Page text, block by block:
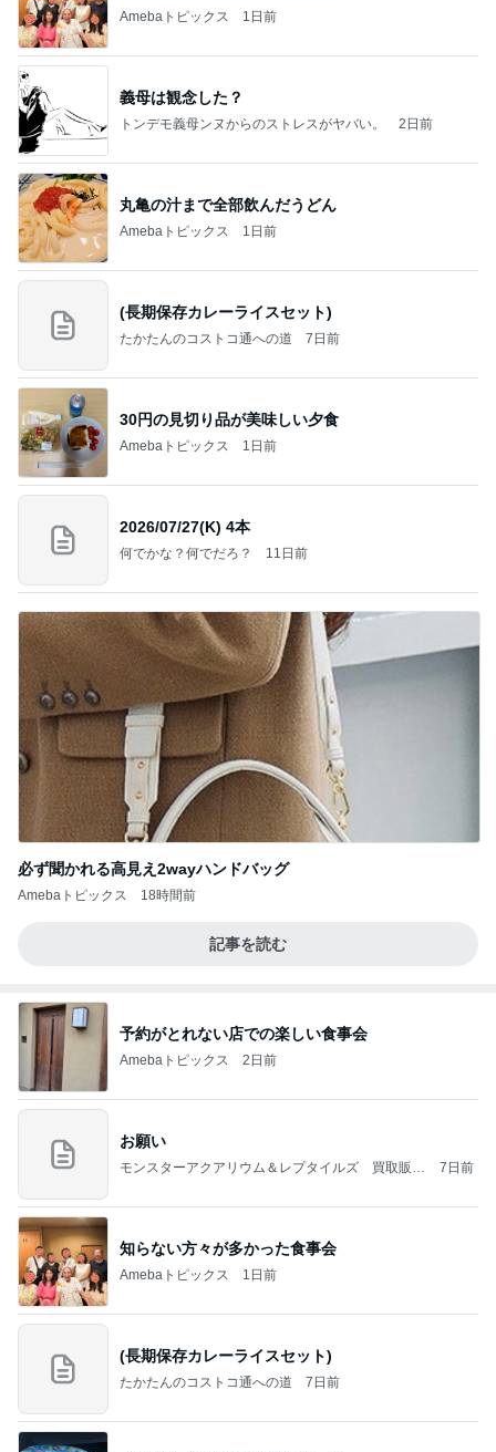
Amebaトピックス 1日前
義母は観念した？
トンデモ義母ンヌからのストレスがヤバい。 2日前
丸亀の汁まで全部飲んだうどん
Amebaトピックス 1日前
(長期保存カレーライスセット)
たかたんのコストコ通への道 7日前
30円の見切り品が美味しい夕食
Amebaトピックス 1日前
2026/07/27(K) 4本
何でかな？何でだろ？ 11日前
必ず聞かれる高見え2wayハンドバッグ
Amebaトピックス 18時間前
記事を読む
予約がとれない店での楽しい食事会
Amebaトピックス 2日前
お願い
モンスターアクアリウム＆レプタイルズ 買取販売
7日前
知らない方々が多かった食事会
Amebaトピックス 1日前
(長期保存カレーライスセット)
たかたんのコストコ通への道 7日前